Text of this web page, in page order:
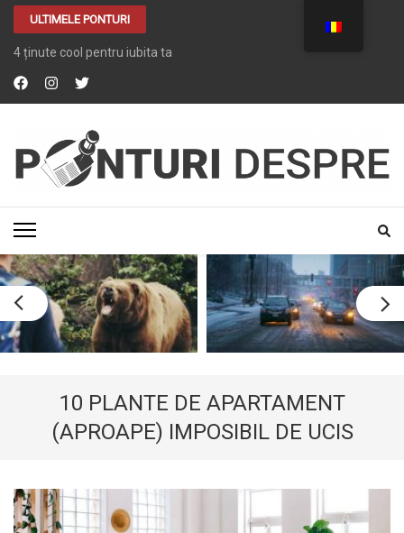
ULTIMELE PONTURI
4 ținute cool pentru iubita ta
PONTURI DESPRE
10 PLANTE DE APARTAMENT
(APROAPE) IMPOSIBIL DE UCIS